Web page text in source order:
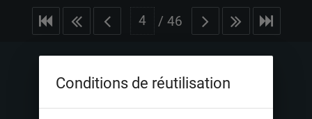
/ 46
Conditions de réutilisation